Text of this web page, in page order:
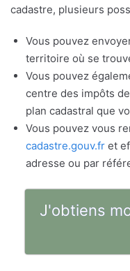
cadastre, plusieurs
Vous pouvez
territoire où se
Vous pouvez
centre des impôts
plan cadastral que
Vous pouvez vous
cadastre.gouv.fr et
adresse ou par
J'obtiens